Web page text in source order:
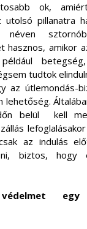
ok,
pillanatra
néven
hasznos, amikor
például
tudtok
az útlemondás-
lehetőség.
belül kell
az indulás
biztos, hogy